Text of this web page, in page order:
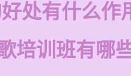
处有什么作
培训班有哪